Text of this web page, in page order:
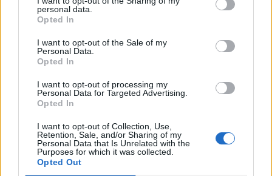
personal data.
Opted In
I want to opt-out of the Sale of my
Personal Data.
Opted In
I want to opt-out of processing my
Personal Data for Targeted Advertising.
Opted In
I want to opt-out of Collection, Use,
Retention, Sale, and/or Sharing of my
Personal Data that Is Unrelated with the
Purposes for which it was collected.
Opted Out
Δεν θα γινόταν όμως να παρουσιάσουμε ένα
νομοσχέδιο το οποίο δεν θα περιλαμβάνει
κυρώσεις.
Ειδικότερα, προβλέπουμε για τη διάθεση
προϊόντων που υπόκεινται σε απαγόρευση:
Στον παραγωγό –1% επί του κύκλου εργασιών
του, το προηγούμενο έτος
Στην επιχείρηση εστίασης: 5€ανά τεμάχιο
προϊόντος που διέθεσε στην αγορά
(ελάχιστο πρόστιμο 500€)